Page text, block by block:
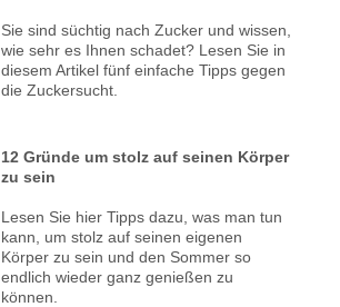
Sie sind süchtig nach Zucker und wissen,
wie sehr es Ihnen schadet? Lesen Sie in
diesem Artikel fünf einfache Tipps gegen
die Zuckersucht.
12 Gründe um stolz auf seinen Körper
zu sein
Lesen Sie hier Tipps dazu, was man tun
kann, um stolz auf seinen eigenen
Körper zu sein und den Sommer so
endlich wieder ganz genießen zu
können.